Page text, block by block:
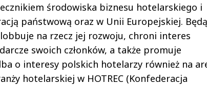
środowiska biznesu hotelarskiego i
państwową oraz w Unii Europejskiej.
na rzecz jej rozwoju, chroni interes
swoich członków, a także promuje
o interesy polskich hotelarzy również na
hotelarskiej w HOTREC (Konfederacja